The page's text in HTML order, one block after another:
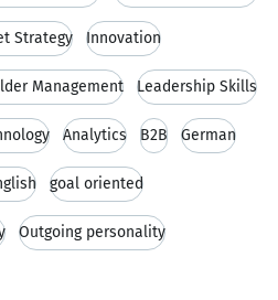
Strategy Innovation
Management Leadership Skills
Analytics B2B German
goal oriented
Outgoing personality